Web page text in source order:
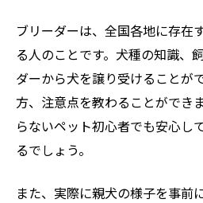
ブリーダーは、全国各地に存在
る人のことです。犬種の知識、
ダーから犬を譲り受けることが
方、注意点を教わることができ
らないペット初心者でも安心し
るでしょう。
また、実際に親犬の様子を事前